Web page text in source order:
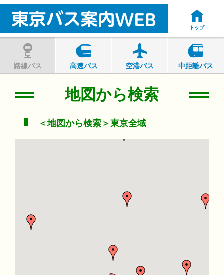
トップ
路線バス 高速バス 空港バス 中距離バス
地図から検索
＜地図から検索＞東京全域